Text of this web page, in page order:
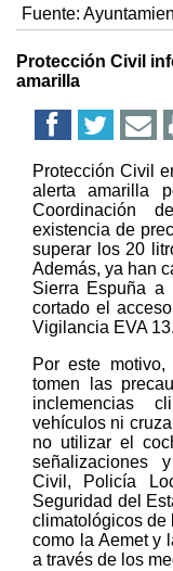
Fuente:
Protección Civil
amarilla
Protección Civil
alerta amarilla
Coordinación
existencia de
superar los 20
Además, ya han
Sierra Espuña
cortado el
Vigilancia EVA 13.
Por este
tomen las
inclemencias
vehículos ni
no utilizar el
señalizaciones
Civil, Policía
Seguridad del
climatológicos de
como la Aemet y
a través de los